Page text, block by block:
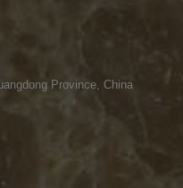
Province, China